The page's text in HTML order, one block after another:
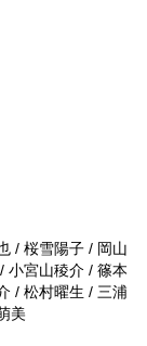
/ 桜雪陽子 / 岡山
小宮山稜介 / 篠本
/ 松村曜生 / 三浦
美